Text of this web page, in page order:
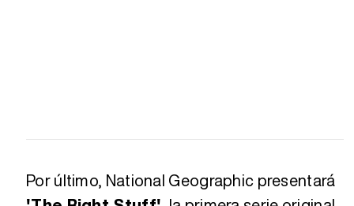
Por último, National Geographic presentará